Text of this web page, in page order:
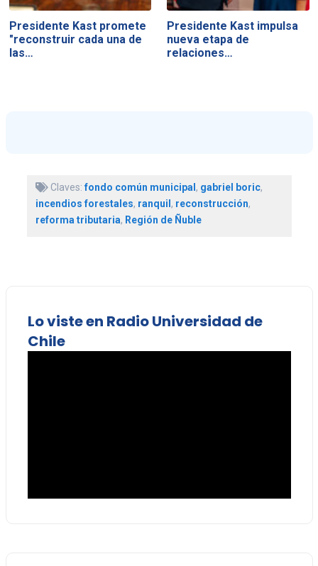
Presidente Kast promete
"reconstruir cada una de
las…
Presidente Kast impulsa
nueva etapa de
relaciones…
Claves:fondo común municipal, gabriel boric,
incendios forestales, ranquil, reconstrucción,
reforma tributaria, Región de Ñuble
Lo viste en Radio Universidad de
Chile